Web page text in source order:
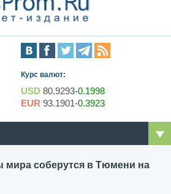
Курс валют:
USD 80.9293-0.1998
EUR 93.1901-0.3923
соберутся в Тюмени на